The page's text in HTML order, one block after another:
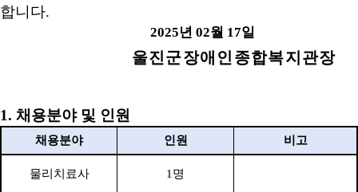
합니다.
2025년 02월 17일
울진군장애인종합복지관장
1. 채용분야 및 인원
채용분야 인원 비고
물리치료사 1 명